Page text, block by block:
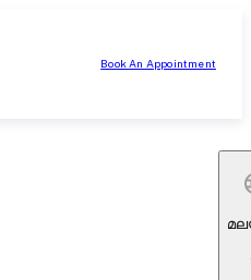
Book An Appointment